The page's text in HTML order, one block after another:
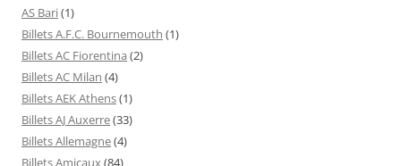
AS Bari(1)
Billets A.F.C. Bournemouth (1)
Billets AC Fiorentina (2)
Billets AC Milan (4)
Billets AEK Athens(1)
Billets AJ Auxerre(33)
Billets Allemagne(4)
Billets Amicaux (84)